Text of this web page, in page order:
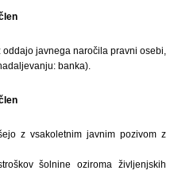
javnega naročila pravni osebi,
banka).
z vsakoletnim javnim pozivom z
šolnine oziroma življenjskih